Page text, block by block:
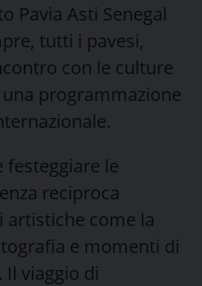
Pavia Asti Senegal
tutti i pavesi,
con le culture
programmazione
festeggiare le
reciproca
artistiche come la
e momenti di
viaggio di